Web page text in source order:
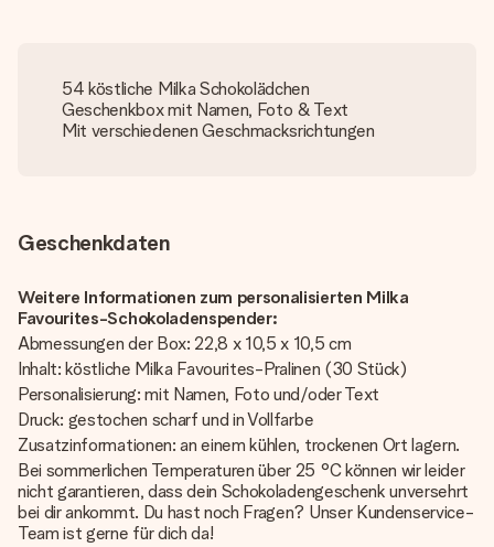
54 köstliche Milka Schokolädchen
Geschenkbox mit Namen, Foto & Text
Mit verschiedenen Geschmacksrichtungen
Geschenkdaten
Weitere Informationen zum personalisierten Milka
Favourites-Schokoladenspender:
Abmessungen der Box: 22,8 x 10,5 x 10,5 cm
Inhalt: köstliche Milka Favourites-Pralinen (30 Stück)
Personalisierung: mit Namen, Foto und/oder Text
Druck: gestochen scharf und in Vollfarbe
Zusatzinformationen: an einem kühlen, trockenen Ort lagern.
Bei sommerlichen Temperaturen über 25 °C können wir leider
nicht garantieren, dass dein Schokoladengeschenk unversehrt
bei dir ankommt. Du hast noch Fragen? Unser Kundenservice-
Team ist gerne für dich da!